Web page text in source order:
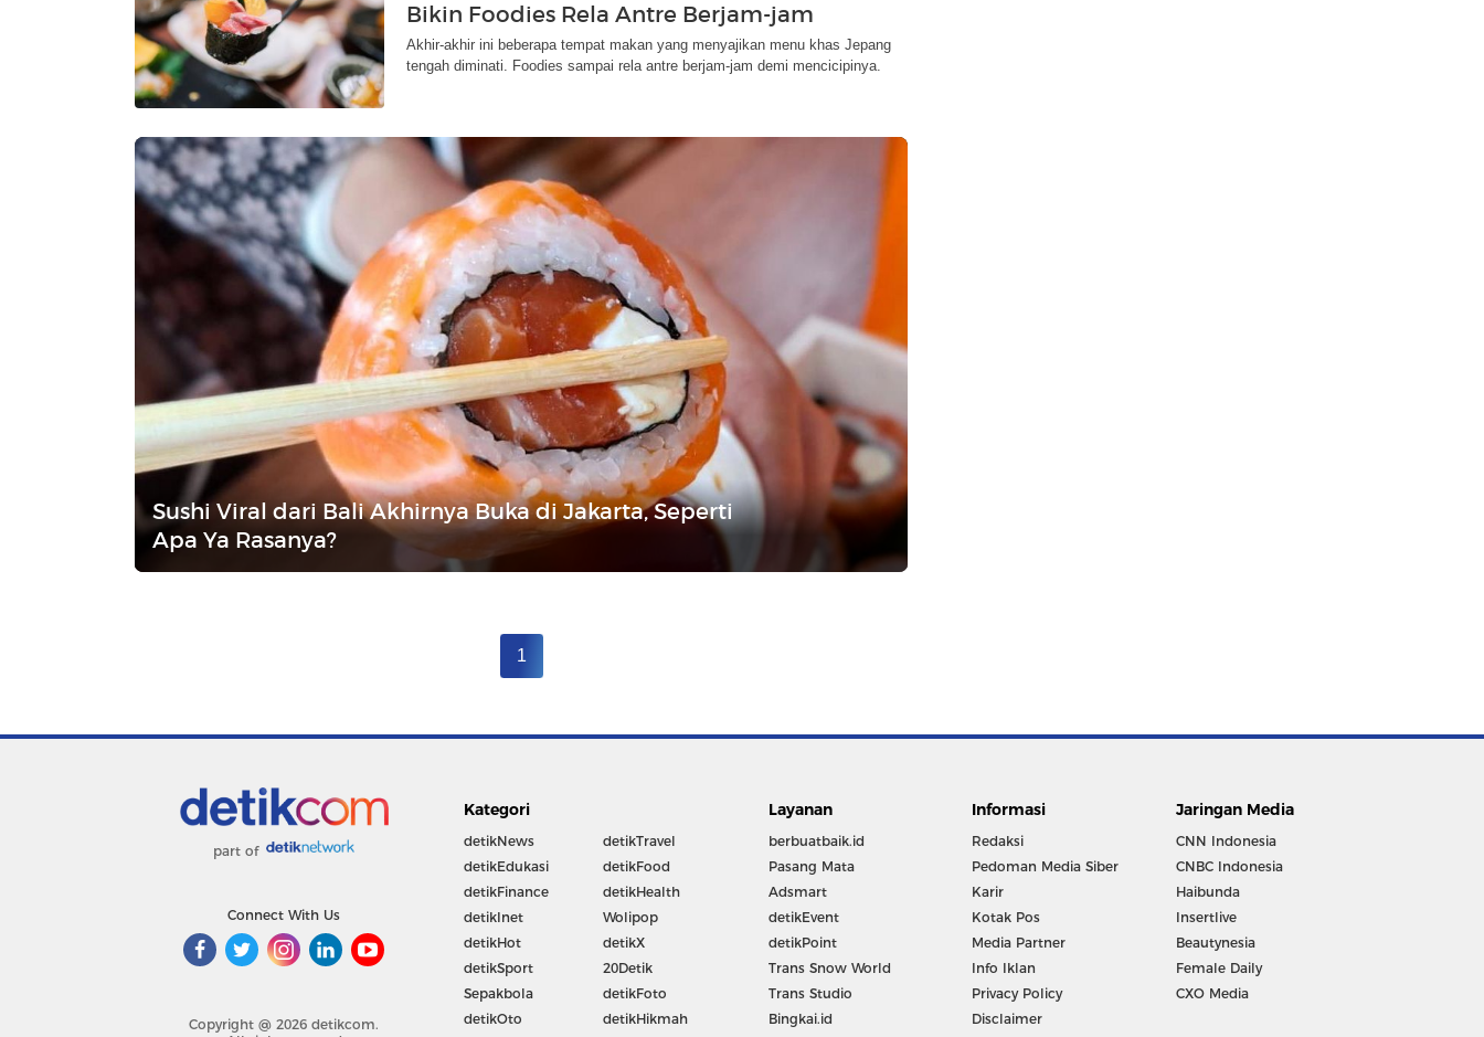
Bikin Foodies Rela Antre Berjam-jam
Akhir-akhir ini beberapa tempat makan yang menyajikan menu khas Jepang
tengah diminati. Foodies sampai rela antre berjam-jam demi mencicipinya.
Sushi Viral dari Bali Akhirnya Buka di Jakarta, Seperti
Apa Ya Rasanya?
1
part of
Connect With Us
Copyright @ 2026 detikcom.
Kategori
detikNews
detikEdukasi
detikFinance
detikInet
detikHot
detikSport
Sepakbola
detikOto
detikTravel
detikFood
detikHealth
Wolipop
detikX
20Detik
detikFoto
detikHikmah
Layanan
berbuatbaik.id
Pasang Mata
Adsmart
detikEvent
detikPoint
Trans Snow World
Trans Studio
Bingkai.id
Informasi
Redaksi
Pedoman Media Siber
Karir
Kotak Pos
Media Partner
Info Iklan
Privacy Policy
Disclaimer
Jaringan Media
CNN Indonesia
CNBC Indonesia
Haibunda
Insertlive
Beautynesia
Female Daily
CXO Media